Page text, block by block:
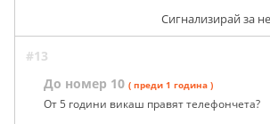
Сигнализирай за
#13
До номер 10 ( преди 1 година )
От 5 години викаш правят телефончета?